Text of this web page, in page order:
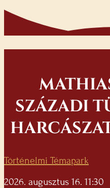
SZÁZADI
Történelmi Témapark
2026. augusztus 16. 11:30